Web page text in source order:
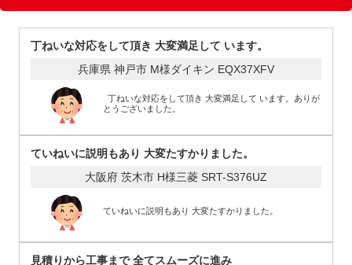
丁ねいな対応をして頂き 大変満足して います。
兵庫県 神戸市 M様ダイキン EQX37XFV
丁ねいな対応をして頂き 大変満足して います。ありが
とうございました。
ていねいに説明もあり 大変たすかりました。
大阪府 茨木市 H様三菱 SRT-S376UZ
ていねいに説明もあり 大変たすかりました。
見積りから工事まで 全てスムーズに進み